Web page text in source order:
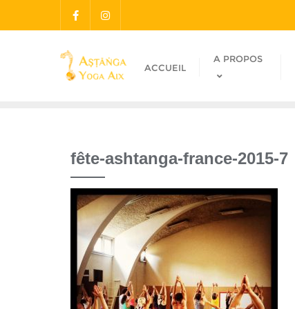
ACCUEIL
A PROPOS
fête-ashtanga-france-2015-7